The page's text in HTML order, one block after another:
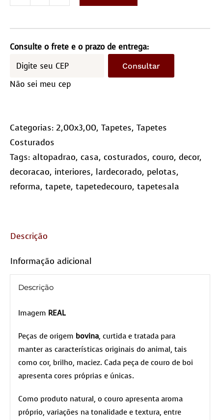
Couro
2,0x3,0M
(10x10)
Consulte o frete e o prazo de entrega:
Consultar
Não sei meu cep
Categorias: 2,00x3,00, Tapetes, Tapetes
Costurados
Tags: altopadrao, casa, costurados, couro, decor,
decoracao, interiores, lardecorado, pelotas,
reforma, tapete, tapetedecouro, tapetesala
Descrição
Informação adicional
Descrição
Imagem REAL
Peças de origem bovina, curtida e tratada para
manter as características originais do animal, tais
como cor, brilho, maciez. Cada peça de couro de boi
apresenta cores próprias e únicas.
Como produto natural, o couro apresenta aroma
próprio, variações na tonalidade e textura, entre